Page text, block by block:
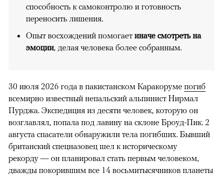
способность к самоконтролю и готовность
переносить лишения.
Опыт восхождений помогает иначе смотреть на
эмоции, делая человека более собранным.
30 июля 2026 года в пакистанском Каракоруме погиб
всемирно известный непальский альпинист Нирмал
Пурджа. Экспедиция из десяти человек, которую он
возглавлял, попала под лавину на склоне Броуд-Пик. 2
августа спасатели обнаружили тела погибших. Бывший
британский спецназовец шел к историческому
рекорду — он планировал стать первым человеком,
дважды покорившим все 14 восьмитысячников планеты